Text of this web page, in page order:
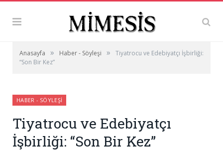
Anasayfa » Haber - Söyleşi »
Tiyatrocu ve Edebiyatçı İşbirliği:
“Son Bir Kez”
HABER - SÖYLEŞI
Tiyatrocu ve Edebiyatçı
İşbirliği: “Son Bir Kez”